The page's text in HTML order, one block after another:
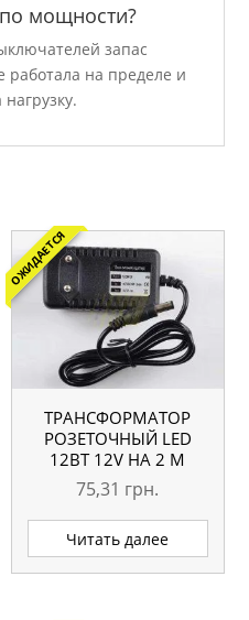
мощности?
запас
работала на пределе и
ОЖИДАЕТСЯ
ТРАНСФОРМАТОР
РОЗЕТОЧНЫЙ LED
12ВТ 12V НА 2 М
75,31 грн.
Читать далее